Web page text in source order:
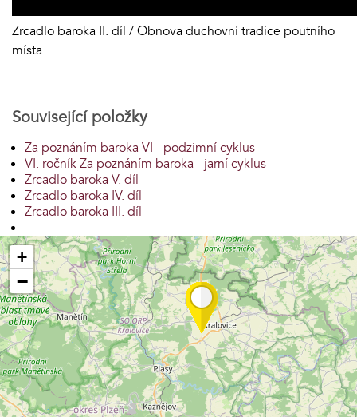
Zrcadlo baroka II. díl / Obnova duchovní tradice poutního
místa
Související položky
Za poznáním baroka VI - podzimní cyklus
VI. ročník Za poznáním baroka - jarní cyklus
Zrcadlo baroka V. díl
Zrcadlo baroka IV. díl
Zrcadlo baroka III. díl
+
−